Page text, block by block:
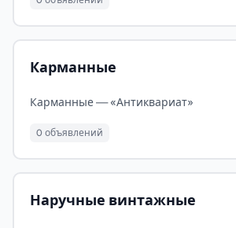
Карманные
Карманные — «Антиквариат»
0 объявлений
Наручные винтажные